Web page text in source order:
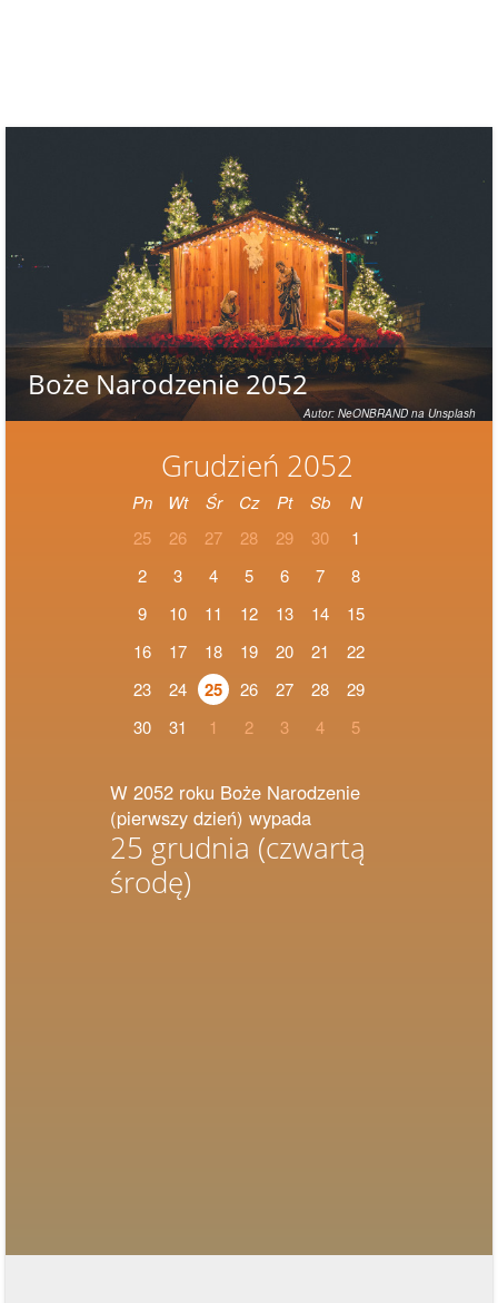
Grudzień 2052
Pn Wt Śr Cz Pt Sb
N
25
26 27 28 29 30
1
2
3 4 5 6 7
8
9
10 11 12 13 14
15
16
17 18 19 20 21
22
23
24 25 26 27 28
29
30
31 1 2 3 4 5
W 2052 roku Boże Narodzenie
(pierwszy dzień) wypada
25 grudnia (czwartą
środę)
Boże Narodzenie 2052
Autor: NeONBRAND na Unsplash